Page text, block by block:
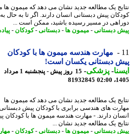
یک مطالعه جدید نشان می دهد که میمون ها
پیش دبستانی انسان دارند. اگر تا به حال به
در مسیر رسیده باشید، ممکن است ...
دبستانی-میمون ها- دبستانی-کودکان-پیاده
مهارت هندسه میمون ها با کودکان
دبستانی یکسان است!
-پزشکی-
15 روز پیش - پنجشنبه 1 مرداد
81932845
یک مطالعه جدید نشان می دهد که میمون ها
های هندسی برابری با کودکان پیش دبستانی
دارند. - مهارت هندسه میمون ها با کودکان
یک مطالعه جدید نشان ...
دبستانی-میمون ها- دبستانی-کودکان-مهارت-